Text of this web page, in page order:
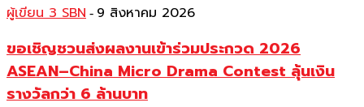
ผู้เขียน 3 SBN - 9 สิงหาคม 2026
ขอเชิญชวนส่งผลงานเข้าร่วมประกวด 2026
ASEAN–China Micro Drama Contest ลุ้นเงิน
รางวัลกว่า 6 ล้านบาท